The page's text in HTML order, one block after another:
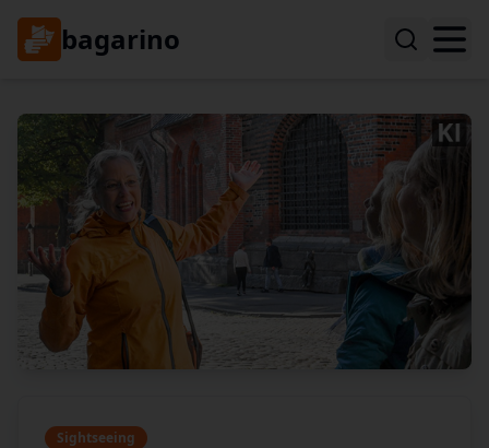
bagarino
Sightseeing